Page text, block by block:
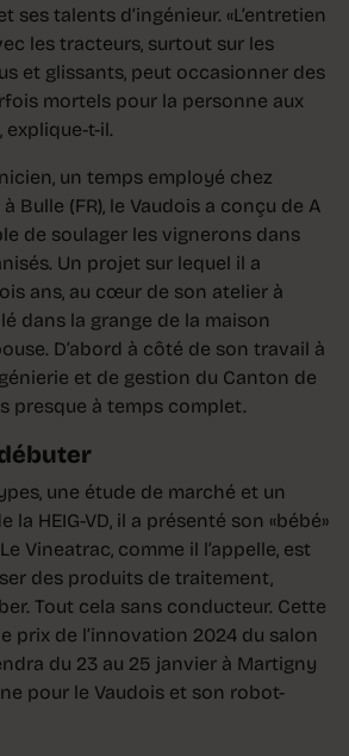
ses talents d’ingénieur. «L’entretien
les tracteurs, surtout sur les
et glissants, peut occasionner des
mortels pour la personne aux
explique-t-il.
un temps employé chez
Bulle (FR), le Vaudois a conçu de A
de soulager les vignerons dans
Un projet sur lequel il a
ans, au cœur de son atelier à
dans la grange de la maison
D’abord à côté de son travail à
et de gestion du Canton de
presque à temps complet.
une étude de marché et un
HEIG-VD, il a présenté son «bébé»
Vineatrac, comme il l’appelle, est
des produits de traitement,
Tout cela sans conducteur. Cette
prix de l’innovation 2024 du salon
du 23 au 25 janvier à Martigny
pour le Vaudois et son robot-